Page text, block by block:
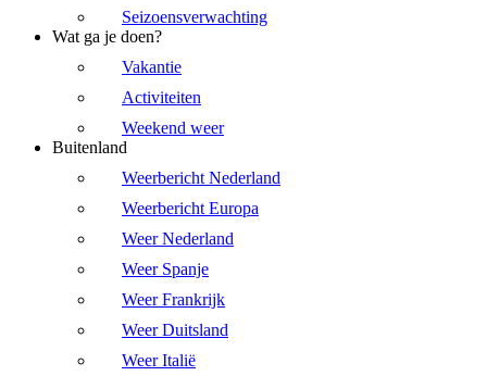
Seizoensverwachting
Wat ga je doen?
Vakantie
Activiteiten
Weekend weer
Buitenland
Weerbericht Nederland
Weerbericht Europa
Weer Nederland
Weer Spanje
Weer Frankrijk
Weer Duitsland
Weer Italië